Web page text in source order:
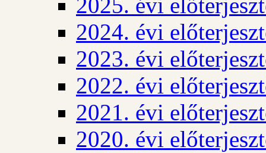
2025. évi
2024. évi
2023. évi
2022. évi
2021. évi
2020. évi